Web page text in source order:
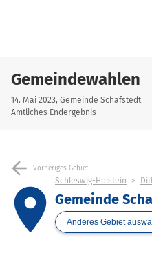
Gemeindewahlen
14. Mai 2023, Gemeinde Schafstedt
Amtliches Endergebnis
arrow_back Vorheriges Gebiet
place
Schleswig-Holstein
Gemeinde
Anderes Gebiet